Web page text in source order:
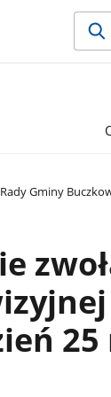
Gminy
25